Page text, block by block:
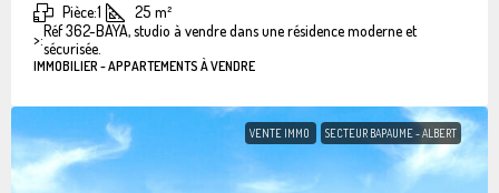
Pièce:1 25 m²
>:Réf 362-BAYA, studio à vendre dans une résidence moderne et
sécurisée.
IMMOBILIER - APPARTEMENTS À VENDRE
VENTE IMMO SECTEUR BAPAUME - ALBERT